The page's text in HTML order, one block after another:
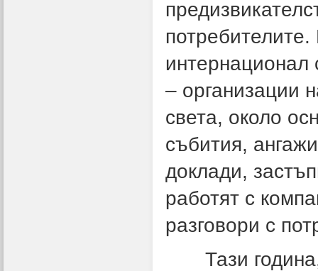
интернационал
– организации
света, около
събития,
доклади,
работят с
разговори с
Тази година,